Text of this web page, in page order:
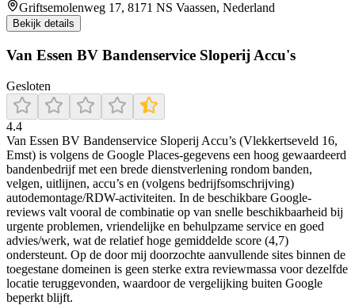
Griftsemolenweg 17, 8171 NS Vaassen, Nederland
Bekijk details
Van Essen BV Bandenservice Sloperij Accu's
Gesloten
4.4
Van Essen BV Bandenservice Sloperij Accu’s (Vlekkertseveld 16,
Emst) is volgens de Google Places-gegevens een hoog gewaardeerd
bandenbedrijf met een brede dienstverlening rondom banden,
velgen, uitlijnen, accu’s en (volgens bedrijfsomschrijving)
autodemontage/RDW-activiteiten. In de beschikbare Google-
reviews valt vooral de combinatie op van snelle beschikbaarheid bij
urgente problemen, vriendelijke en behulpzame service en goed
advies/werk, wat de relatief hoge gemiddelde score (4,7)
ondersteunt. Op de door mij doorzochte aanvullende sites binnen de
toegestane domeinen is geen sterke extra reviewmassa voor dezelfde
locatie teruggevonden, waardoor de vergelijking buiten Google
beperkt blijft.